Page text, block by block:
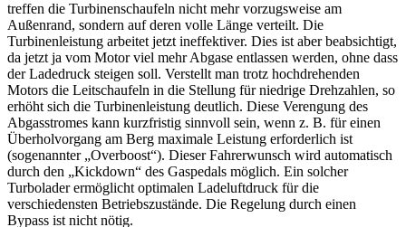
treffen die Turbinenschaufeln nicht mehr vorzugsweise am
Außenrand, sondern auf deren volle Länge verteilt. Die
Turbinenleistung arbeitet jetzt ineffektiver. Dies ist aber beabsichtigt,
da jetzt ja vom Motor viel mehr Abgase entlassen werden, ohne dass
der Ladedruck steigen soll. Verstellt man trotz hochdrehenden
Motors die Leitschaufeln in die Stellung für niedrige Drehzahlen, so
erhöht sich die Turbinenleistung deutlich. Diese Verengung des
Abgasstromes kann kurzfristig sinnvoll sein, wenn z. B. für einen
Überholvorgang am Berg maximale Leistung erforderlich ist
(sogenannter „Overboost“). Dieser Fahrerwunsch wird automatisch
durch den „Kickdown“ des Gaspedals möglich. Ein solcher
Turbolader ermöglicht optimalen Ladeluftdruck für die
verschiedensten Betriebszustände. Die Regelung durch einen
Bypass ist nicht nötig.